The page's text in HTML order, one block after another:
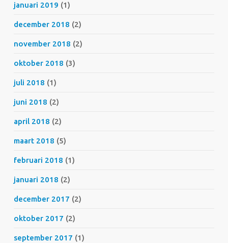
januari 2019 (1)
december 2018 (2)
november 2018 (2)
oktober 2018 (3)
juli 2018 (1)
juni 2018 (2)
april 2018 (2)
maart 2018 (5)
februari 2018 (1)
januari 2018 (2)
december 2017 (2)
oktober 2017 (2)
september 2017 (1)